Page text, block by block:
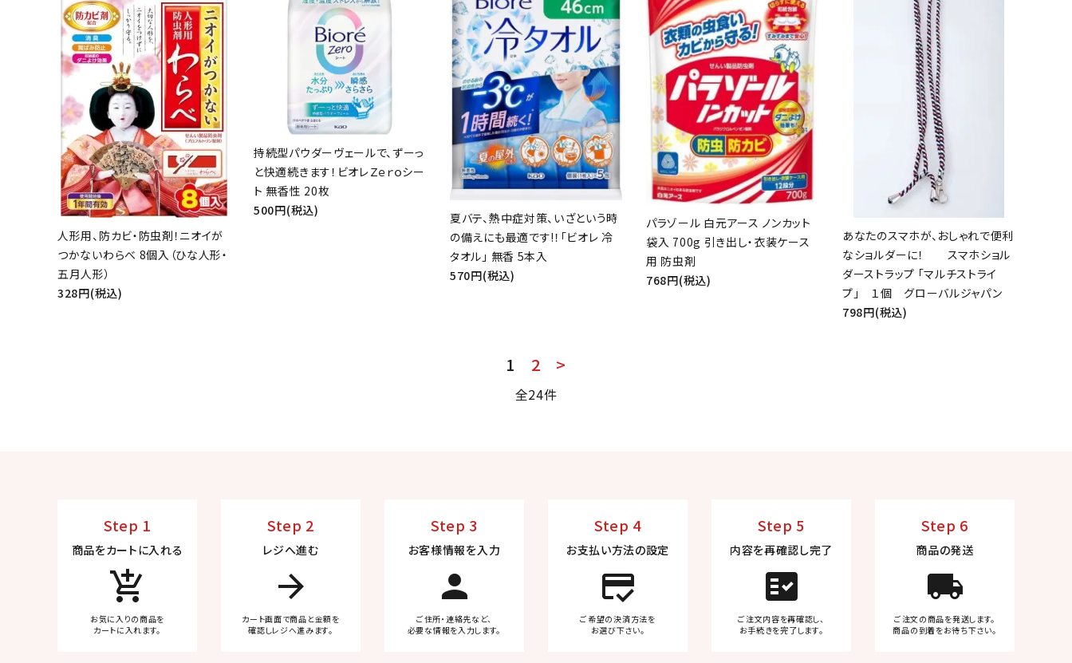
人形用、防カビ・防虫剤！ニオイが
つかないわらべ 8個入（ひな人形・
五月人形）
328円(税込)
持続型パウダーヴェールで、ずーっ
と快適続きます！ビオレＺｅｒｏシー
ト 無香性 20枚
500円(税込)
夏バテ、熱中症対策、いざという時
の備えにも最適です!！「ビオレ 冷
タオル」 無香 5本入
570円(税込)
パラゾール 白元アース ノンカット
袋入 700g 引き出し・衣装ケース
用 防虫剤
768円(税込)
あなたのスマホが、おしゃれで便利
なショルダーに！ スマホショル
ダーストラップ 「マルチストライ
プ」 １個 グローバルジャパン
798円(税込)
1 2 >
全24件
Step 1
商品をカートに入れる
add_shopping_cart
お気に入りの商品を
カートに入れます。
Step 2
レジへ進む
arrow_forward
カート画面で商品と金額を
確認しレジへ進みます。
Step 3
お客様情報を入力
person
ご住所・連絡先など、
必要な情報を入力します。
Step 4
お支払い方法の設定
credit_score
ご希望の決済方法を
お選び下さい。
Step 5
内容を再確認し完了
fact_check
ご注文内容を再確認し、
お手続きを完了します。
Step 6
商品の発送
local_shipping
ご注文の商品を発送します。
商品の到着をお待ち下さい。